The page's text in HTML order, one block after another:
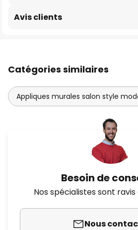
Avis clients
Catégories similaires
Appliques murales salon style
Besoin de
Nos spécialistes sont
Nous